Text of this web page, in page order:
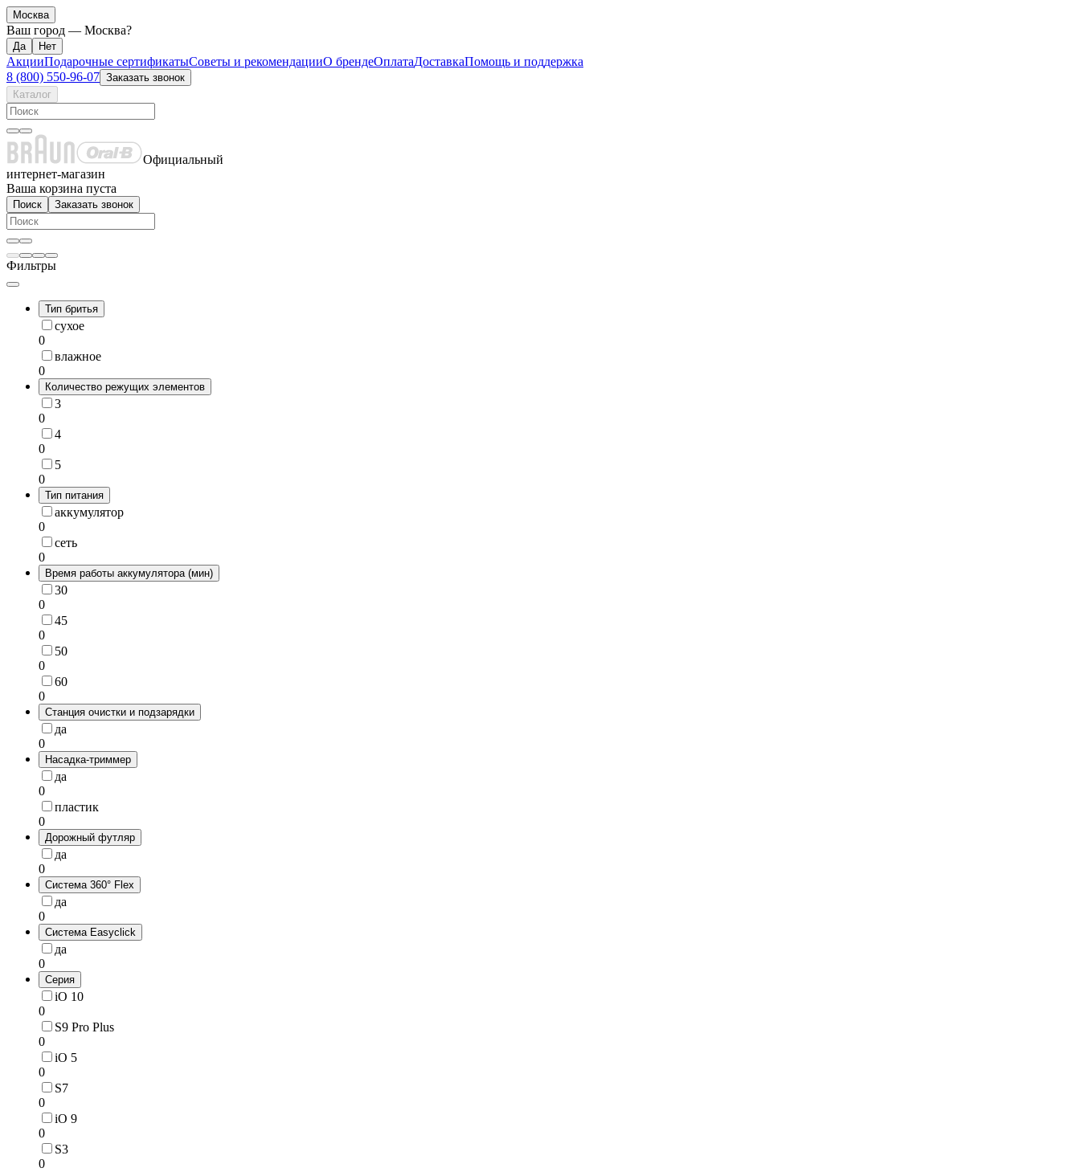
Москва
Ваш город — Москва?
АкцииПодарочные сертификатыСоветы и рекомендацииО брендеОплатаДоставкаПомощь и поддержка
8 (800) 550-96-07 Заказать звонок
Каталог
Официальный
интернет-магазин
Ваша корзина пуста
Поиск Заказать звонок
Фильтры
Тип бритья
сухое
0
влажное
0
Количество режущих элементов
3
0
4
0
5
0
Тип питания
аккумулятор
0
сеть
0
Время работы аккумулятора (мин)
30
0
45
0
50
0
60
0
Станция очистки и подзарядки
да
0
Насадка-триммер
да
0
пластик
0
Дорожный футляр
да
0
Система 360° Flex
да
0
Система Easyclick
да
0
Серия
iO 10
0
S9 Pro Plus
0
iO 5
0
S7
0
iO 9
0
S3
0